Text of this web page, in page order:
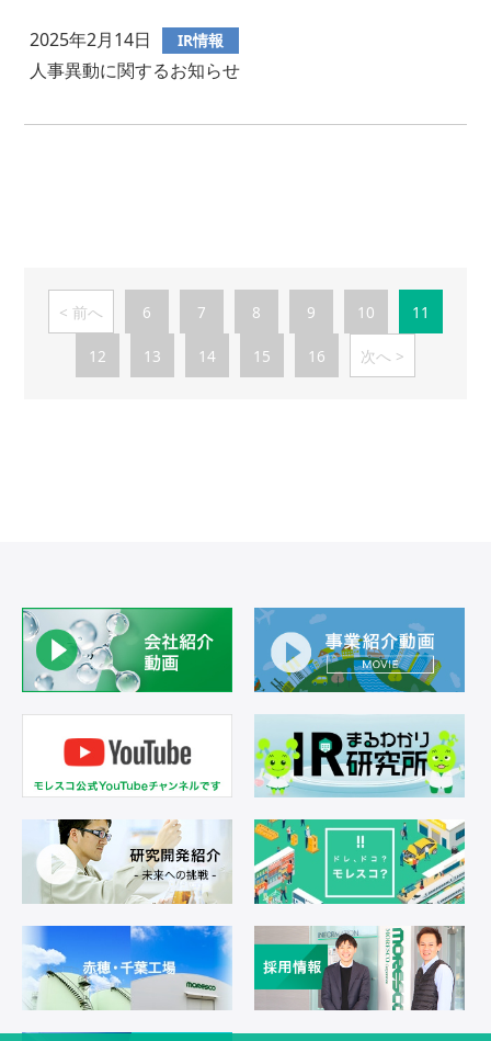
2025年2月14日 IR情報
人事異動に関するお知らせ
前へ 6 7 8 9 10 11
12 13 14 15 16 次へ